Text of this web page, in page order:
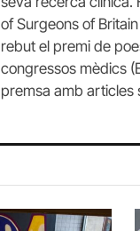
of Surgeons of
rebut el premi de
congressos mèdics
premsa amb articles